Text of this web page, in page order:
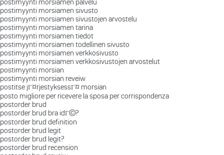
postimyynti morsiamen palvelu
postimyynti morsiamen sivusto
postimyynti morsiamen sivustojen arvostelu
postimyynti morsiamen tarina
postimyynti morsiamen tiedot
postimyynti morsiamen todellinen sivusto
postimyynti morsiamen verkkosivusto
postimyynti morsiamen verkkosivustojen arvostelut
postimyynti morsian
postimyynti morsian reveiw
postitse jГ¤rjestyksessГ¤ morsian
posto migliore per ricevere la sposa per corrispondenza
postorder brud
postorder brud bra idГ©?
postorder brud definition
postorder brud legit
postorder brud legit?
postorder brud recension